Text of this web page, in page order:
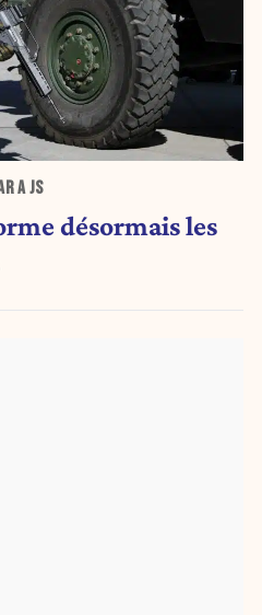
A JS
désormais les